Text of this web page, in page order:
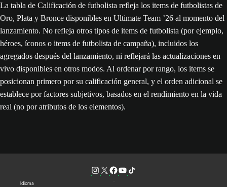
La tabla de Calificación de futbolista refleja los items de futbolistas de
Oro, Plata y Bronce disponibles en Ultimate Team ’26 al momento del
lanzamiento. No refleja otros tipos de items de futbolista (por ejemplo,
héroes, íconos o items de futbolista de campaña), incluidos los
agregados después del lanzamiento, ni reflejará las actualizaciones en
vivo disponibles en otros modos. Al ordenar por rango, los items se
posicionan primero por su calificación general, y el orden adicional se
establece por factores subjetivos, basados en el rendimiento en la vida
real (no por atributos de los elementos).
Idioma